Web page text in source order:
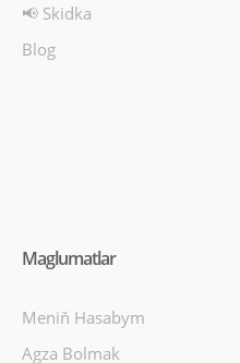
📢 Skidka
Blog
Maglumatlar
Meniň Hasabym
Agza Bolmak